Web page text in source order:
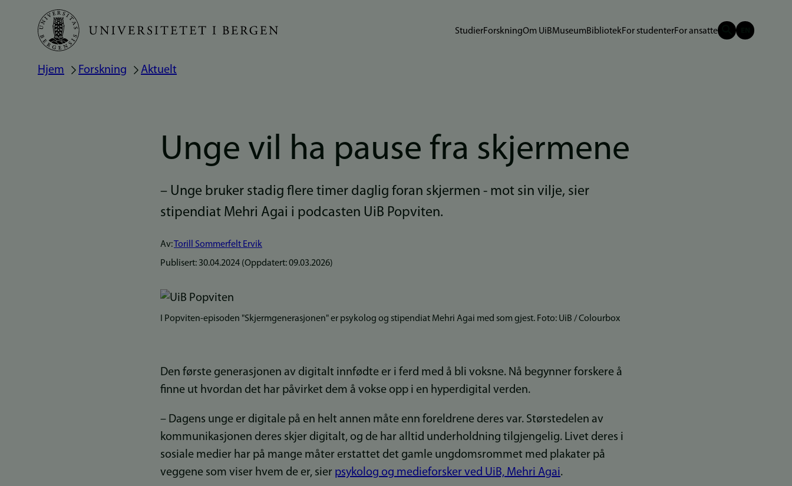
Hopp
hovedinnhold
StudierForskningOm UiBMuseumBibliotekFor studenterFor ansatte
Navigasjonssti
Hjem Forskning Aktuelt
Unge vil ha pause fra skjermene
– Unge bruker stadig flere timer daglig foran skjermen - mot sin vilje, sier
stipendiat Mehri Agai i podcasten UiB Popviten.
Av:Torill Sommerfelt Ervik
Publisert: 30.04.2024 (Oppdatert:09.03.2026)
I Popviten-episoden "Skjermgenerasjonen" er psykolog og stipendiat Mehri Agai med som gjest. Foto: UiB / Colourbox
Den første generasjonen av digitalt innfødte er i ferd med å bli voksne. Nå begynner forskere å
finne ut hvordan det har påvirket dem å vokse opp i en hyperdigital verden.
– Dagens unge er digitale på en helt annen måte enn foreldrene deres var. Størstedelen av
kommunikasjonen deres skjer digitalt, og de har alltid underholdning tilgjengelig. Livet deres i
sosiale medier har på mange måter erstattet det gamle ungdomsrommet med plakater på
veggene som viser hvem de er, sier psykolog og medieforsker ved UiB, Mehri Agai.